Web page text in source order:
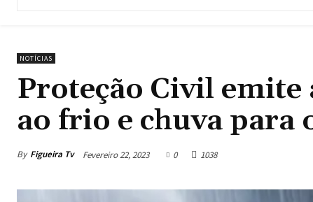
NOTÍCIAS
Proteção Civil emite
ao frio e chuva para
By Figueira Tv Fevereiro 22, 2023 0 1038